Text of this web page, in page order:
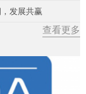
发展共赢
查看更多